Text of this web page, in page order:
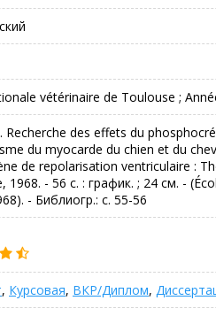
vétérinaire de Toulouse ;
Recherche des effets du
du myocarde du chien et du
de repolarisation ventriculaire :
1968. - 56 с. : график. ; 24 см. -
- Библиогр.: с. 55-56
, Курсовая, ВКР/Диплом,